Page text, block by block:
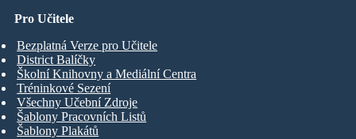
Pro Učitele
Bezplatná Verze pro Učitele
District Balíčky
Školní Knihovny a Mediální Centra
Tréninkové Sezení
Všechny Učební Zdroje
Šablony Pracovních Listů
Šablony Plakátů